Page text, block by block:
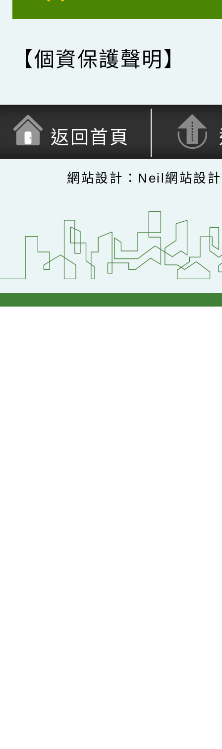
【個資保護聲明】
返回首頁
網站設計：Neil網站設